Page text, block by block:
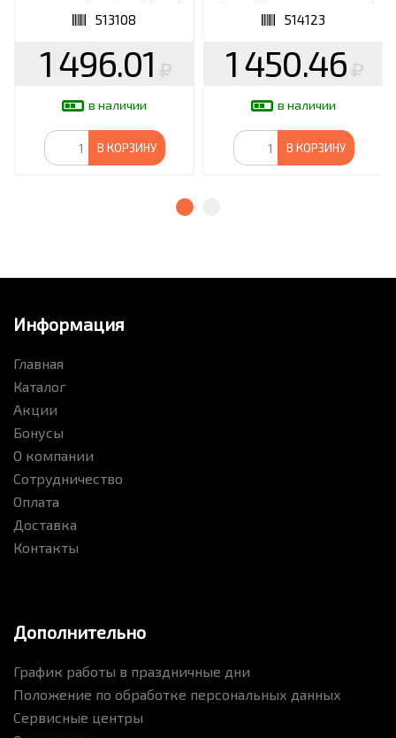
513108
1 496.01
в наличии
В КОРЗИНУ
BH33B, bluetooth 5.3,
черные, 514123
514123
1 450.46
в наличии
В КОРЗИНУ
Информация
Главная
Каталог
Акции
Бонусы
О компании
Сотрудничество
Оплата
Доставка
Контакты
Дополнительно
График работы в праздничные дни
Положение по обработке персональных данных
Сервисные центры